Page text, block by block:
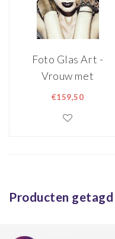
Foto Glas Art -
Vrouw met
sieraden Louis
prachtig voor in de
materiaal.
€159,50
Producten